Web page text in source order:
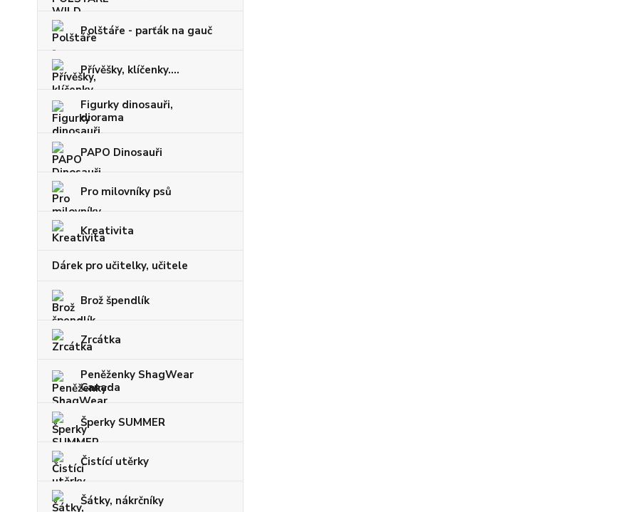
Polštáře - parťák na gauč
Přívěšky, klíčenky....
Figurky dinosauři,
diorama
PAPO Dinosauři
Pro milovníky psů
Kreativita
Dárek pro učitelky, učitele
Brož špendlík
Zrcátka
Peněženky ShagWear
Canada
Šperky SUMMER
Čistící utěrky
Šátky, nákrčníky